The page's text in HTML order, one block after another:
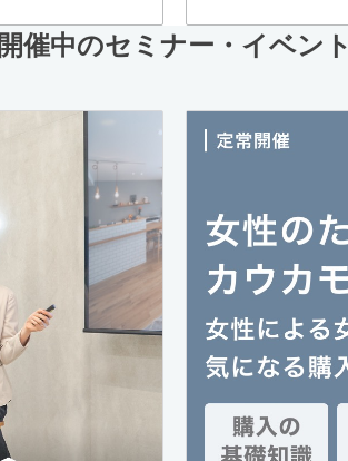
開催中のセミナー・イベント